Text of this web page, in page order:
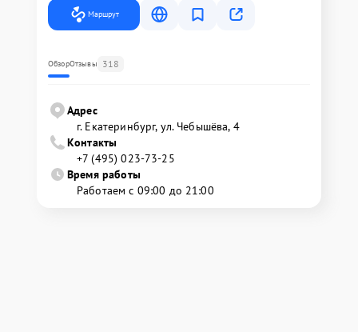
Маршрут
ОбзорОтзывы 318
Адрес
г. Екатеринбург, ул. Чебышёва, 4
Контакты
+7 (495) 023-73-25
Время работы
Работаем с 09:00 до 21:00